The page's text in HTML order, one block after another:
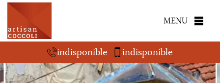
MENU
indisponible indisponible